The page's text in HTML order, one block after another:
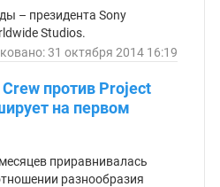
– президента Sony
Studios.
31 октября 2014 16:19
против Project
на первом
приравнивалась
разнообразия